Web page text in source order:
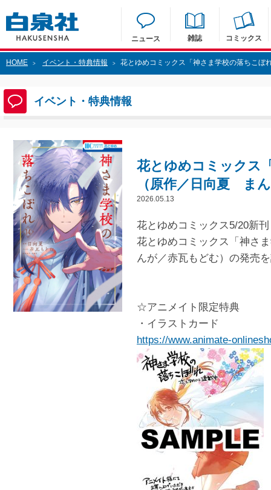
ニュース 雑誌 コミックス
HOME > イベント・特典情報 > 花とゆめコミックス「神さま学校の落ちこ
イベント・特典情報
花とゆめコミックス
（原作／日向夏 ま
2026.05.13
花とゆめコミックス5/20新刊
花とゆめコミックス「神さ
んが／赤瓦もどむ）の発売
☆アニメイト限定特典
・イラストカード
https://www.animate-